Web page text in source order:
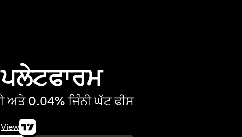
ਅਤੇ 0.04% ਜਿੰਨੀ ਘੱਟ ਫੀਸ